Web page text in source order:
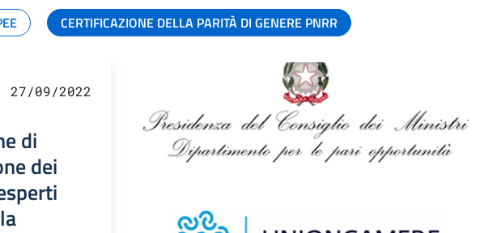
CERTIFICAZIONE DELLA PARITÀ DI GENERE PNRR
27/09/2022
di
dei